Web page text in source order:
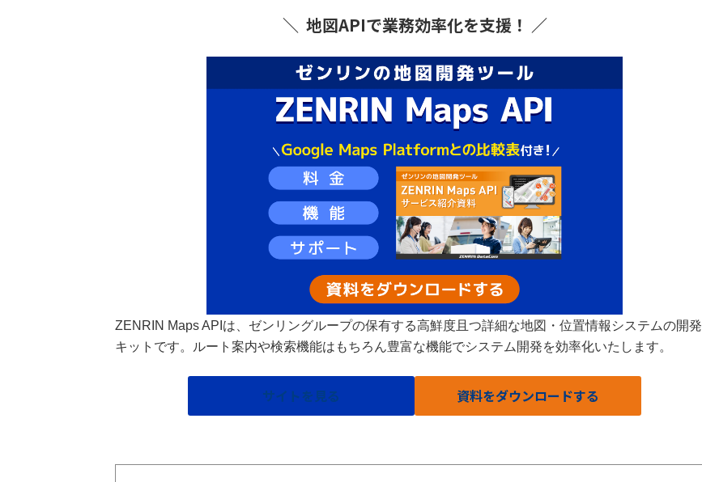
＼ 地図APIで業務効率化を支援！ ／
ZENRIN Maps APIは、ゼンリングループの保有する高鮮度且つ詳細な地図・位置情報システムの開発
キットです。ルート案内や検索機能はもちろん豊富な機能でシステム開発を効率化いたします。
サイトを見る 資料をダウンロードする